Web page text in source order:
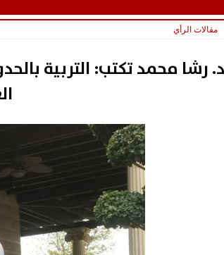
مقالات الرأي
د. رشا محمد تكتب: التربية